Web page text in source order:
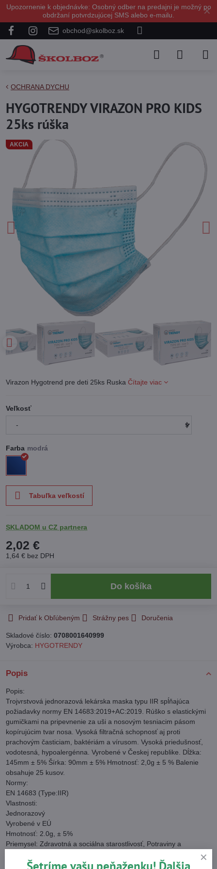
✕
Upozornenie k objednávke: Osobný odber na predajni je možný po
obdržaní potvrdzujúcej SMS alebo e-mailu.
obchod@skolboz.sk
AKCIA
OCHRANA DYCHU
HYGOTRENDY VIRAZON PRO KIDS
25ks rúška
Virazon Hygotrend pre deti 25ks Ruska Čítajte viac
Veľkosť
Farba
Tabuľka veľkostí
SKLADOM u CZ partnera
2,02 €
1,64 € bez DPH
Do košíka
Pridať k Obľúbeným Strážny pes Doručenia
Skladové číslo: 0708001640999
Výrobca: HYGOTRENDY
Popis
Popis:
Trojvrstvová jednorazová lekárska maska typu IIR spĺňajúca
požiadavky normy EN 14683:2019+AC:2019. Rúško s elastickými
gumičkami na pripevnenie za uši a nosovým tesniacim pásom
kopírujúcim tvar nosa. Vysoká filtračná schopnosť aj proti
prachovým časticiam, baktériám a vírusom. Vysoká priedušnosť,
vodotesná, hypoalergénna. Vyrobené v Českej republike. Dĺžka:
145mm ± 5% Šírka: 90mm ± 5% Hmotnosť: 2,0g ± 5 % Balenie
obsahuje 25 kusov.
Normy:
EN 14683 (Type:IIR)
Vlastnosti:
Jednorazový
Vyrobené v EÚ
Hmotnosť: 2.0g, ± 5%
Priemysel: Zdravotná a sociálna starostlivosť, Potraviny a